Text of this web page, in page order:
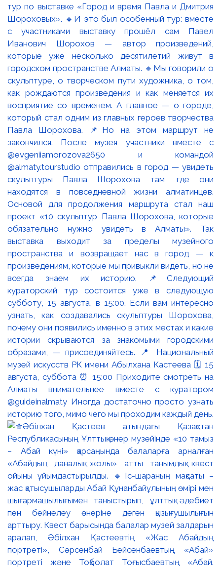
тур по выставке «Город и время Павла и Дмитрия
Шороховых». 🔹И это был особенный тур: вместе
с участниками выставку прошёл сам Павел
Иванович Шорохов — автор произведений,
которые уже несколько десятилетий живут в
городском пространстве Алматы. 🔸Мы говорили о
скульптуре, о творческом пути художника, о том,
как рождаются произведения и как меняется их
восприятие со временем. А главное — о городе,
который стал одним из главных героев творчества
Павла Шорохова. 📌Но на этом маршрут не
закончился. После музея участники вместе с
@evgeniiamorozova2650 и командой
@almaty.tourstudio отправились в город — увидеть
скульптуры Павла Шорохова там, где они
находятся в повседневной жизни алматинцев.
Основой для продолжения маршрута стал наш
проект «10 скульптур Павла Шорохова, которые
обязательно нужно увидеть в Алматы». Так
выставка выходит за пределы музейного
пространства и возвращает нас в город — к
произведениям, которые мы привыкли видеть, но не
всегда знаем их историю. 📌Следующий
кураторский тур состоится уже в следующую
субботу, 15 августа, в 15:00. Если вам интересно
узнать, как создавались скульптуры Шорохова,
почему они появились именно в этих местах и какие
истории скрываются за знакомыми городскими
образами, — присоединяйтесь. 📍 Национальный
музей искусств РК имени Абылхана Кастеева 🗓 15
августа, суббота ⏰ 15:00 Приходите смотреть на
Алматы внимательнее вместе с куратором
@guideinalmaty Иногда достаточно просто узнать
историю того, мимо чего мы проходим каждый день.